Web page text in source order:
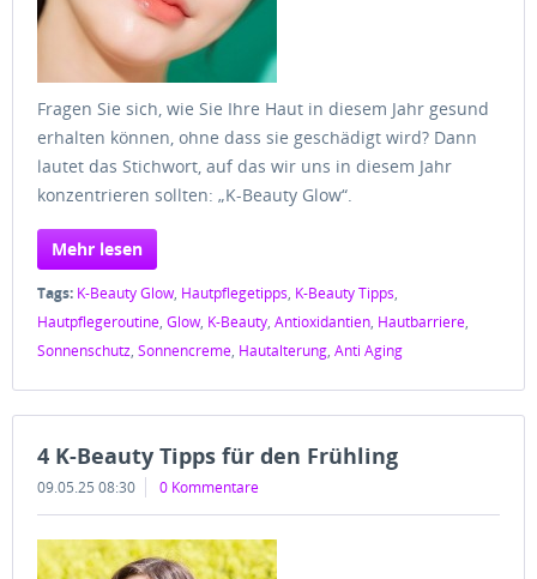
Fragen Sie sich, wie Sie Ihre Haut in diesem Jahr gesund
erhalten können, ohne dass sie geschädigt wird? Dann
lautet das Stichwort, auf das wir uns in diesem Jahr
konzentrieren sollten: „K-Beauty Glow“.
Mehr lesen
Tags: K-Beauty Glow, Hautpflegetipps, K-Beauty Tipps,
Hautpflegeroutine, Glow, K-Beauty, Antioxidantien, Hautbarriere,
Sonnenschutz, Sonnencreme, Hautalterung, Anti Aging
4 K-Beauty Tipps für den Frühling
09.05.25 08:30 0 Kommentare